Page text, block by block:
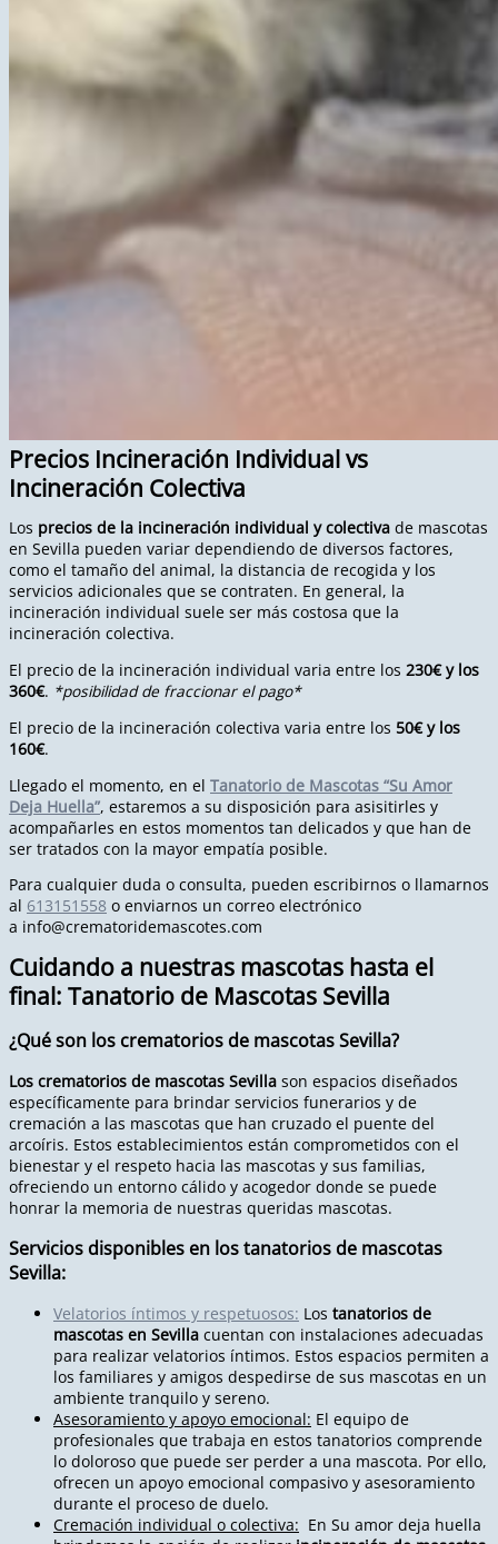
Precios Incineración Individual vs
Incineración Colectiva
Los precios de la incineración individual y colectiva de mascotas
en Sevilla pueden variar dependiendo de diversos factores,
como el tamaño del animal, la distancia de recogida y los
servicios adicionales que se contraten. En general, la
incineración individual suele ser más costosa que la
incineración colectiva.
El precio de la incineración individual varia entre los 230€ y los
360€. *posibilidad de fraccionar el pago*
El precio de la incineración colectiva varia entre los 50€ y los
160€.
Llegado el momento, en el Tanatorio de Mascotas “Su Amor
Deja Huella”, estaremos a su disposición para asisitirles y
acompañarles en estos momentos tan delicados y que han de
ser tratados con la mayor empatía posible.
Para cualquier duda o consulta, pueden escribirnos o llamarnos
al 613151558 o enviarnos un correo electrónico
a info@crematoridemascotes.com
Cuidando a nuestras mascotas hasta el
final: Tanatorio de Mascotas Sevilla
¿Qué son los crematorios de mascotas Sevilla?
Los crematorios de mascotas Sevilla son espacios diseñados
específicamente para brindar servicios funerarios y de
cremación a las mascotas que han cruzado el puente del
arcoíris. Estos establecimientos están comprometidos con el
bienestar y el respeto hacia las mascotas y sus familias,
ofreciendo un entorno cálido y acogedor donde se puede
honrar la memoria de nuestras queridas mascotas.
Servicios disponibles en los tanatorios de mascotas
Sevilla:
Velatorios íntimos y respetuosos: Los tanatorios de
mascotas en Sevilla cuentan con instalaciones adecuadas
para realizar velatorios íntimos. Estos espacios permiten a
los familiares y amigos despedirse de sus mascotas en un
ambiente tranquilo y sereno.
Asesoramiento y apoyo emocional: El equipo de
profesionales que trabaja en estos tanatorios comprende
lo doloroso que puede ser perder a una mascota. Por ello,
ofrecen un apoyo emocional compasivo y asesoramiento
durante el proceso de duelo.
Cremación individual o colectiva: En Su amor deja huella